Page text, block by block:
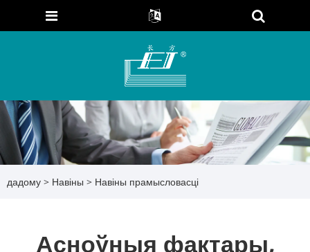
дадому > Навіны > Навіны прамысловасці
Асноўныя фактары,